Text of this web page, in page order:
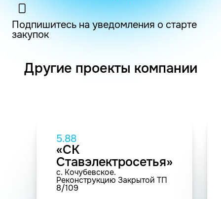
Подпишитесь на уведомления о старте
закупок
Другие проекты компании
5.88
«СК
Ставэлектросетья»
с. Кочубевское.
Реконструкцию Закрытой ТП
8/109